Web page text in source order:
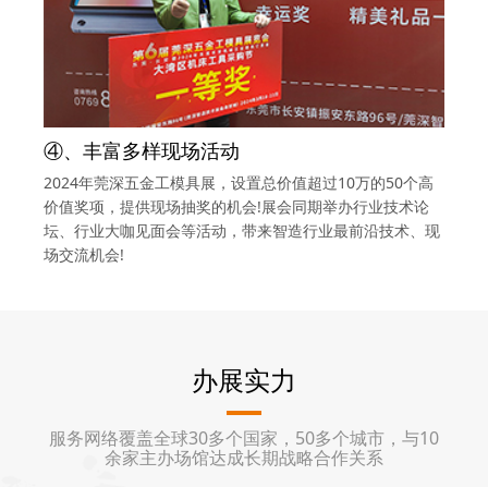
④、丰富多样现场活动
2024年莞深五金工模具展，设置总价值超过10万的50个高
价值奖项，提供现场抽奖的机会!展会同期举办行业技术论
坛、行业大咖见面会等活动，带来智造行业最前沿技术、现
场交流机会!
办展实力
服务网络覆盖全球30多个国家，50多个城市，与10
余家主办场馆达成长期战略合作关系